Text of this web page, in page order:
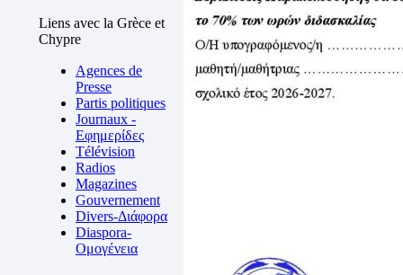
Liens avec la Grèce et
Chypre
Agences de
Presse
Partis politiques
Journaux -
Εφημερίδες
Télévision
Radios
Magazines
Gouvernement
Divers-Διάφορα
Diaspora-
Ομογένεια